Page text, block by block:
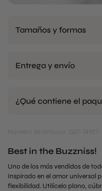
Tamaños y formas
Entrega y envío
¿Qué contiene el
Best in the Buzzniss!
Uno de los más vendidos de
Inspirado en el amor universal
flexibilidad. Utilícelo plano,